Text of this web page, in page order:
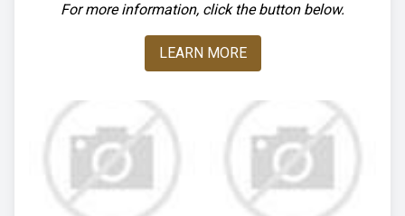
For more information, click the button below.
LEARN MORE